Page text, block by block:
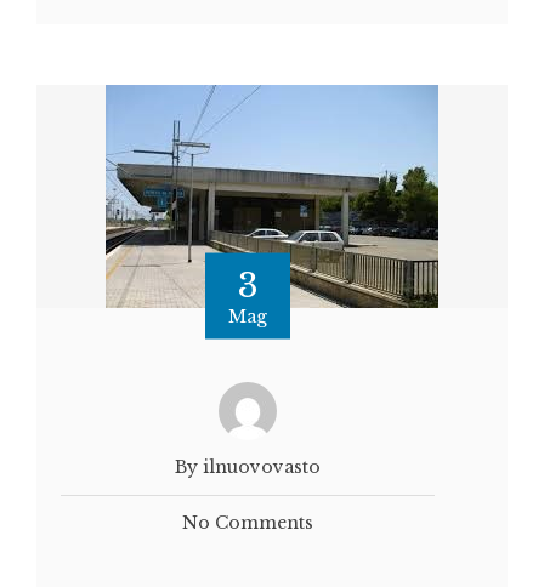
3
Mag
By ilnuovovasto
No Comments